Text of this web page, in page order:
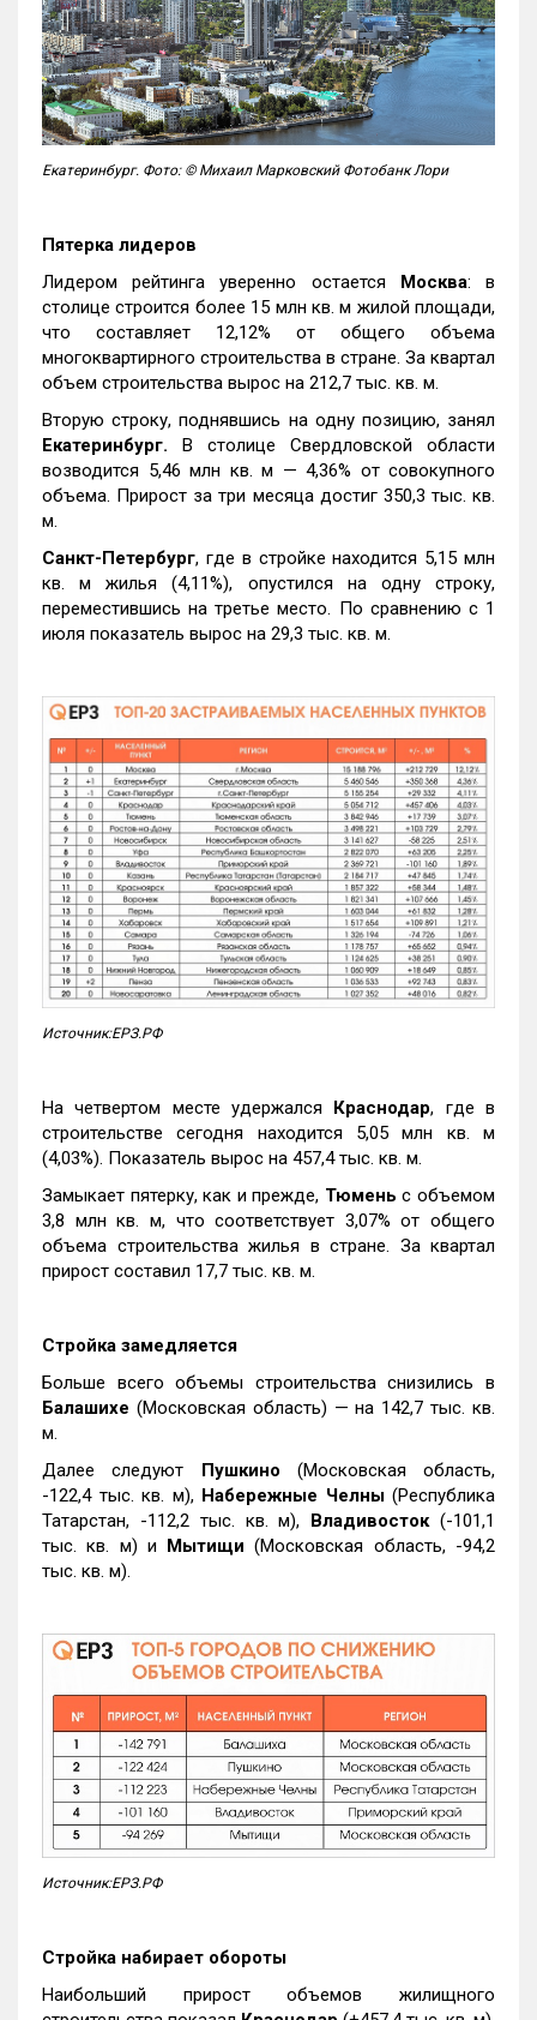
Екатеринбург. Фото: © Михаил Марковский Фотобанк Лори
Пятерка лидеров
Лидером рейтинга уверенно остается Москва: в
столице строится более 15 млн кв. м жилой площади,
что составляет 12,12% от общего объема
многоквартирного строительства в стране. За квартал
объем строительства вырос на 212,7 тыс. кв. м.
Вторую строку, поднявшись на одну позицию, занял
Екатеринбург. В столице Свердловской области
возводится 5,46 млн кв. м — 4,36% от совокупного
объема. Прирост за три месяца достиг 350,3 тыс. кв.
м.
Санкт-Петербург, где в стройке находится 5,15 млн
кв. м жилья (4,11%), опустился на одну строку,
переместившись на третье место. По сравнению с 1
июля показатель вырос на 29,3 тыс. кв. м.
Источник:ЕРЗ.РФ
На четвертом месте удержался Краснодар, где в
строительстве сегодня находится 5,05 млн кв. м
(4,03%). Показатель вырос на 457,4 тыс. кв. м.
Замыкает пятерку, как и прежде, Тюмень с объемом
3,8 млн кв. м, что соответствует 3,07% от общего
объема строительства жилья в стране. За квартал
прирост составил 17,7 тыс. кв. м.
Стройка замедляется
Больше всего объемы строительства снизились в
Балашихе (Московская область) — на 142,7 тыс. кв.
м.
Далее следуют Пушкино (Московская область,
-122,4 тыс. кв. м), Набережные Челны(Республика
Татарстан, -112,2 тыс. кв. м), Владивосток(-101,1
тыс. кв. м) и Мытищи (Московская область, -94,2
тыс. кв. м).
Источник:ЕРЗ.РФ
Стройка набирает обороты
Наибольший прирост объемов жилищного